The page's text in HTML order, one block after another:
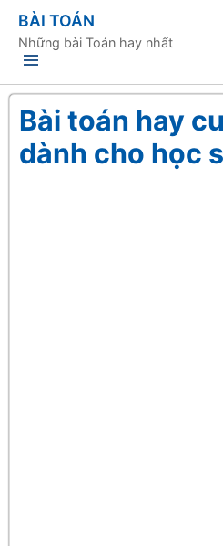
BÀI TOÁN
Những bài Toán hay nhất
Bài toán hay
dành cho học